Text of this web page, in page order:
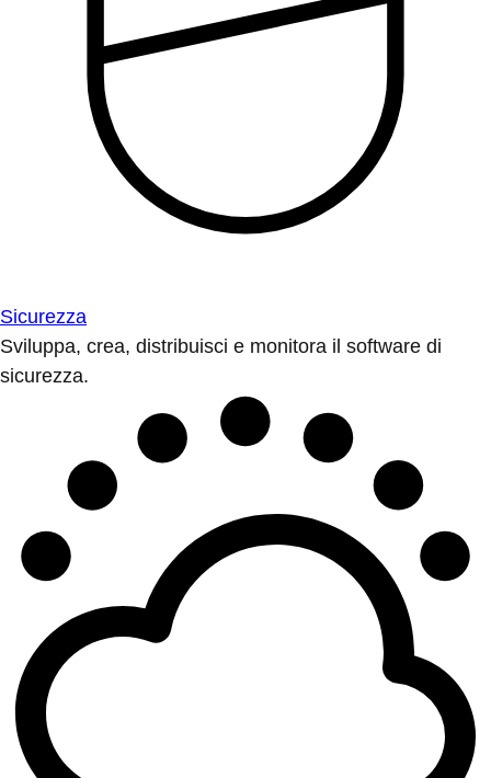
Sicurezza
Sviluppa, crea, distribuisci e monitora il software di
sicurezza.